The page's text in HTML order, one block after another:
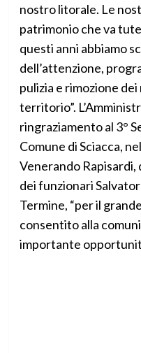
nostro litorale. Le
patrimonio che va
questi anni abbiamo
dell’attenzione,
pulizia e rimozione
territorio”.
ringraziamento al 3°
Comune di Sciacca,
Venerando Rapisardi,
dei funzionari
Termine, “per il
consentito alla
importante